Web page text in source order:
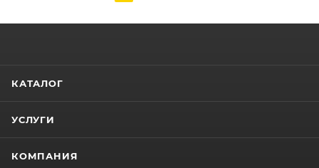
КАТАЛОГ
УСЛУГИ
КОМПАНИЯ